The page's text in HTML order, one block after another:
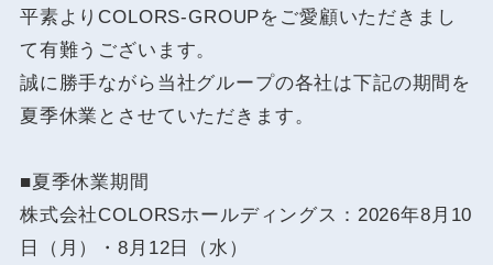
平素よりCOLORS-GROUPをご愛顧いただきまし
て有難うございます。
誠に勝手ながら当社グループの各社は下記の期間を
夏季休業とさせていただきます。
■夏季休業期間
株式会社COLORSホールディングス：2026年8月10
日（月）・8月12日（水）